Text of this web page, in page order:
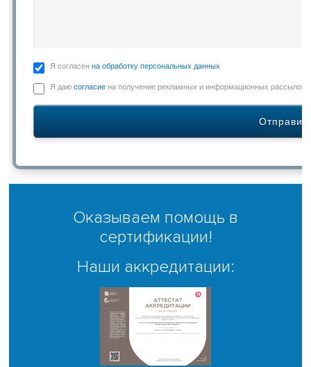
Я согласен на обработку персональных данных
Я даю согласие на получение рекламных и информационных рассылок
Оказываем помощь в
сертификации!
Наши аккредитации: